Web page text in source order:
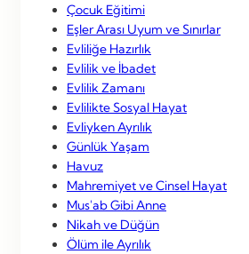
Çocuk Eğitimi
Eşler Arası Uyum ve Sınırlar
Evliliğe Hazırlık
Evlilik ve İbadet
Evlilik Zamanı
Evlilikte Sosyal Hayat
Evliyken Ayrılık
Günlük Yaşam
Havuz
Mahremiyet ve Cinsel Hayat
Mus'ab Gibi Anne
Nikah ve Düğün
Ölüm ile Ayrılık